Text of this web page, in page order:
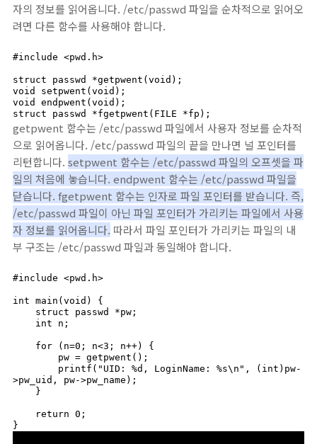
자의 정보를 읽어옵니다. /etc/passwd 파일을 순차적으로 읽어오
려면 다른 함수를 사용해야 합니다.
#include <pwd.h>
struct passwd *getpwent(void);
void setpwent(void);
void endpwent(void);
struct passwd *fgetpwent(FILE *fp);
getpwent 함수는 /etc/passwd 파일에서 사용자 정보를 순차적
으로 읽어옵니다. /etc/passwd 파일의 끝을 만나면 널 포인터를
리턴합니다. setpwent 함수는 /etc/passwd 파일의 오프셋을 파
일의 처음에 놓습니다. endpwent 함수는 /etc/passwd 파일을
닫습니다. fgetpwent 함수는 인자로 파일 포인터를 받습니다. 즉,
/etc/passwd 파일이 아닌 파일 포인터가 가리키는 파일에서 사용
자 정보를 읽어옵니다. 따라서 파일 포인터가 가리키는 파일의 내
부 구조는 /etc/passwd 파일과 동일해야 합니다.
#include <pwd.h>
int main(void) {
>pw_uid, pw->pw_name);
}